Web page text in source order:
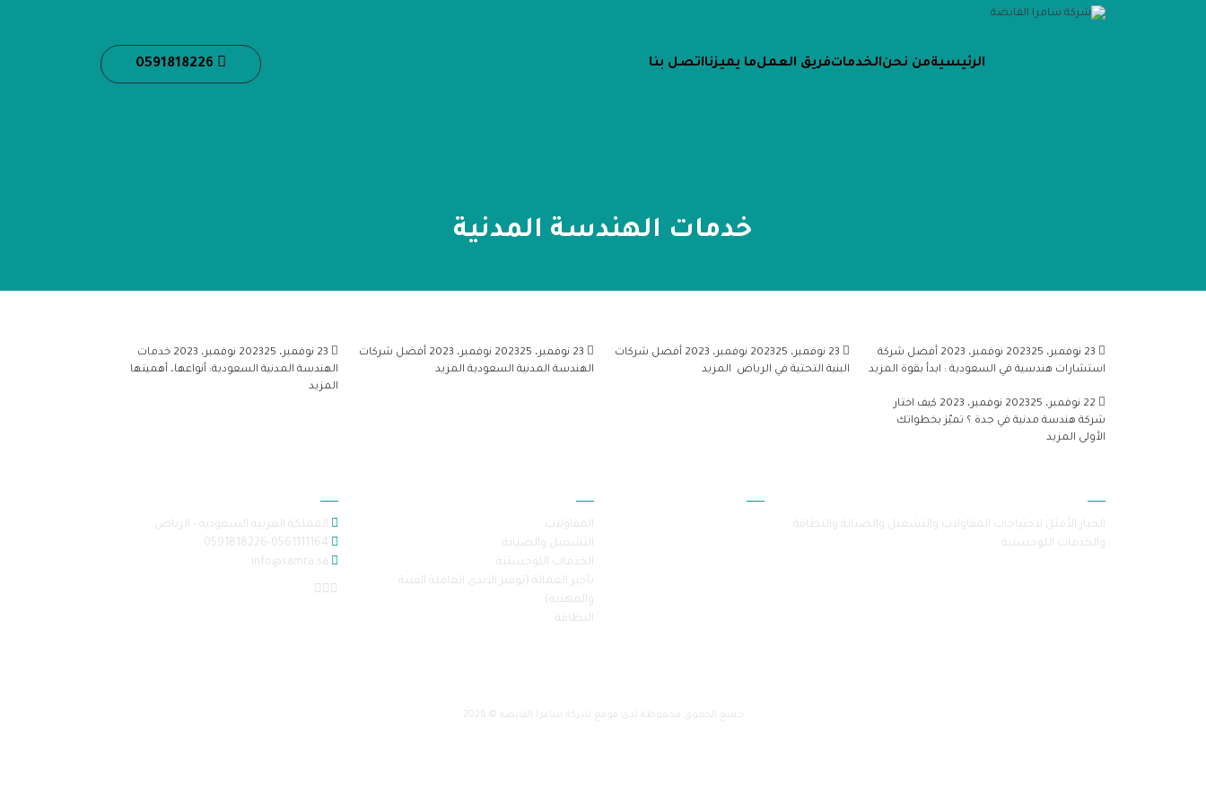
الرئيسيةمن نحنالخدماتفريق العملما يميزنااتصل بنا
خدمات الهندسة المدنية
23 نوفمبر، 2023 25 نوفمبر، 2023
أفضل شركة
استشارات هندسية في السعودية : ابدأ بقوة المزيد
23 نوفمبر، 2023 25 نوفمبر، 2023
أفضل شركات
البنية التحتية في الرياض
المزيد
23 نوفمبر، 2023 25 نوفمبر، 2023
أفضل شركات
الهندسة المدنية السعودية المزيد
23 نوفمبر، 2023 25 نوفمبر، 2023
خدمات
الهندسة المدنية السعودية: أنواعها، أهميتها
المزيد
22 نوفمبر، 2023
25 نوفمبر، 2023
كيف اختار
شركة هندسة مدنية في جدة ؟ تميّز بخطواتك
الأولى المزيد
الخيار الأمثل لاحتياجات المقاولات والتشغيل والصيانة والنظافة
والخدمات اللوجستية
المقاولات
التشغيل والصيانة
الخدمات اللوجستية
تأجير العمالة (توفير الايدي العاملة الفنية
والمهنية)
النظافة
المملكة العربية السعودية - الرياض
info@samra.sa
جميع الحقوق محفوظة لدى موقع شركة سامرا القابضة © 2026